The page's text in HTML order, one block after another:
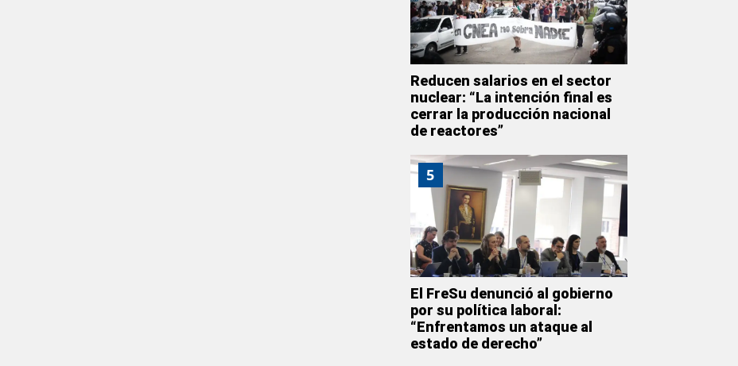
Reducen salarios en el sector
nuclear: “La intención final es
cerrar la producción nacional
de reactores”
5
El FreSu denunció al gobierno
por su política laboral:
“Enfrentamos un ataque al
estado de derecho”